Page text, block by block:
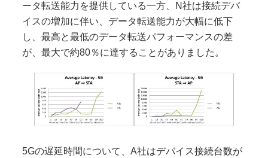
ータ転送能力を提供している一方、N社は接続デバ
イスの増加に伴い、データ転送能力が大幅に低下
し、最高と最低のデータ転送パフォーマンスの差
が、最大で約80％に達することがありました。
5Gの遅延時間について、A社はデバイス接続台数が